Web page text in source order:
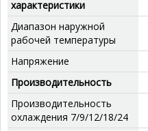
характеристики
Диапазон наружной
рабочей температуры
Напряжение
Производительность
Производительность
охлаждения 7/9/12/18/24